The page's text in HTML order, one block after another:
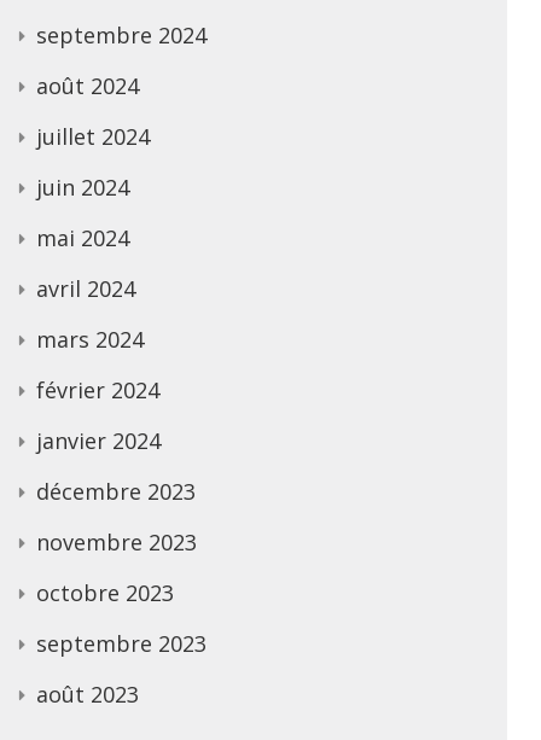
septembre 2024
août 2024
juillet 2024
juin 2024
mai 2024
avril 2024
mars 2024
février 2024
janvier 2024
décembre 2023
novembre 2023
octobre 2023
septembre 2023
août 2023